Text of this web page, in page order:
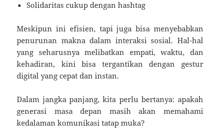
Solidaritas cukup dengan hashtag
Meskipun ini efisien, tapi juga bisa menyebabkan
penurunan makna dalam interaksi sosial. Hal-hal
yang seharusnya melibatkan empati, waktu, dan
kehadiran, kini bisa tergantikan dengan gestur
digital yang cepat dan instan.
Dalam jangka panjang, kita perlu bertanya: apakah
generasi masa depan masih akan memahami
kedalaman komunikasi tatap muka?